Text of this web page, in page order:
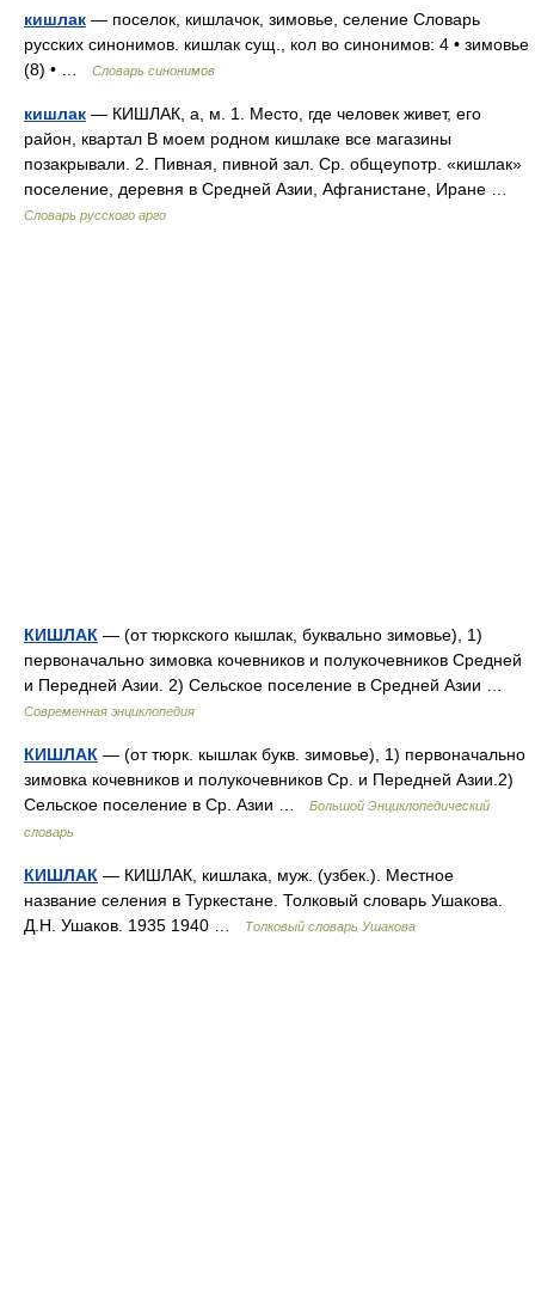
кишлак — поселок, кишлачок, зимовье, селение Словарь
русских синонимов. кишлак сущ., кол во синонимов: 4 • зимовье
(8) • …
Словарь синонимов
кишлак — КИШЛАК, а, м. 1. Место, где человек живет, его
район, квартал В моем родном кишлаке все магазины
позакрывали. 2. Пивная, пивной зал. Ср. общеупотр. «кишлак»
поселение, деревня в Средней Азии, Афганистане, Иране …
Словарь русского арго
КИШЛАК — (от тюркского кышлак, буквально зимовье), 1)
первоначально зимовка кочевников и полукочевников Средней
и Передней Азии. 2) Сельское поселение в Средней Азии …
Современная энциклопедия
КИШЛАК — (от тюрк. кышлак букв. зимовье), 1) первоначально
зимовка кочевников и полукочевников Ср. и Передней Азии.2)
Сельское поселение в Ср. Азии …
Большой Энциклопедический
словарь
КИШЛАК — КИШЛАК, кишлака, муж. (узбек.). Местное
название селения в Туркестане. Толковый словарь Ушакова.
Д.Н. Ушаков. 1935 1940 …
Толковый словарь Ушакова